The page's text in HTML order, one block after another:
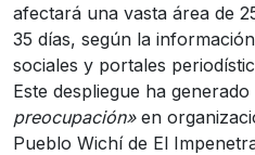
afectará una vasta área de
35 días, según la
sociales y portales
Este despliegue ha
preocupación» en
Pueblo Wichí de El